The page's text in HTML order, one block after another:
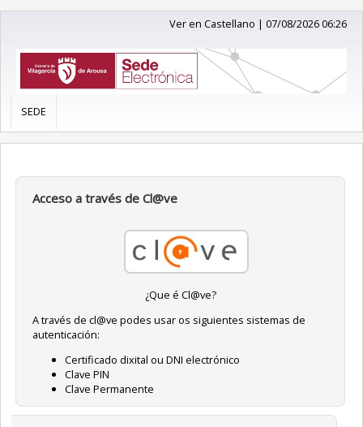
Ver en Castellano |07/08/2026 06:26
SEDE
Acceso a través de Cl@ve
¿Que é Cl@ve?
A través de cl@ve podes usar os siguientes sistemas de
autenticación:
Certificado dixital ou DNI electrónico
Clave PIN
Clave Permanente